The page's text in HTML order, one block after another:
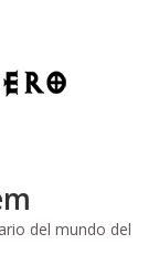
del mundo del